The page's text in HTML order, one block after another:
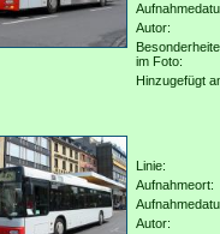
Autor:
im Foto:
Hinzugefügt
Linie:
Aufnahmeort:
Autor: